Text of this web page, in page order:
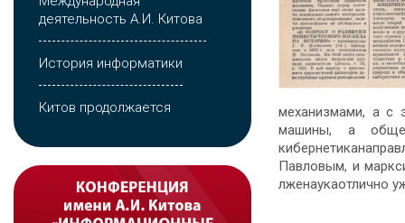
деятельность А.И. Китова
История информатики
Китов продолжается
механизмами, а с
машины, а
Павловым, и
лженаукаотлично